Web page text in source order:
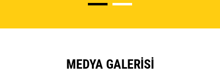
MEDYA GALERISI